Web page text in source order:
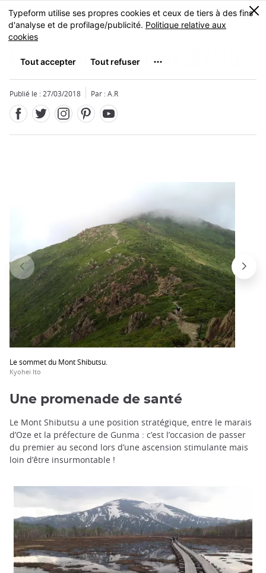
Skip
to
main
MENU
0
Le mont Shibutsu
Publié le : 27/03/2018 Par : A.R
Le sommet du Mont Shibutsu.
Kyohei Ito
Fermer
Une promenade de santé
Le Mont Shibutsu a une position stratégique, entre le marais
d’Oze et la préfecture de Gunma : c’est l’occasion de passer
du premier au second lors d’une ascension stimulante mais
loin d’être insurmontable !